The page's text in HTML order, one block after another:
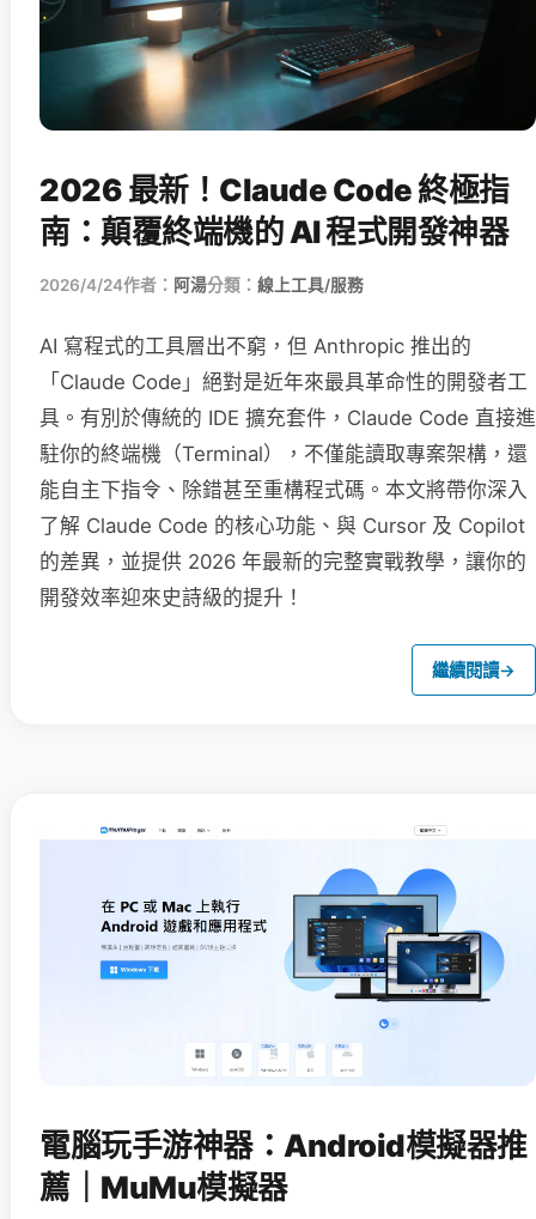
2026 最新！Claude Code 終極指
南：顛覆終端機的 AI 程式開發神器
2026/4/24作者： 阿湯分類： 線上工具/服務
AI 寫程式的工具層出不窮，但 Anthropic 推出的
「Claude Code」絕對是近年來最具革命性的開發者工
具。有別於傳統的 IDE 擴充套件，Claude Code 直接進
駐你的終端機（Terminal），不僅能讀取專案架構，還
能自主下指令、除錯甚至重構程式碼。本文將帶你深入
了解 Claude Code 的核心功能、與 Cursor 及 Copilot
的差異，並提供 2026 年最新的完整實戰教學，讓你的
開發效率迎來史詩級的提升！
繼續閱讀→
電腦玩手游神器：Android模擬器推
薦｜MuMu模擬器